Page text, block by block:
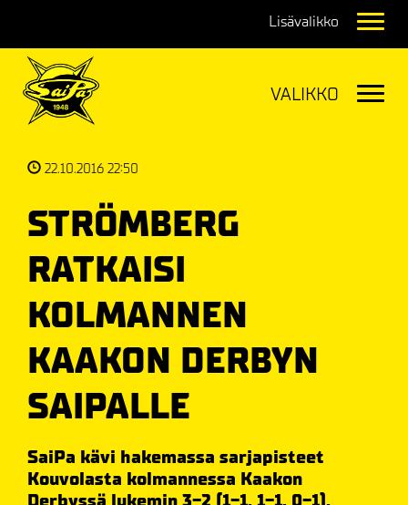
22.10.2016 22:50
STRÖMBERG
RATKAISI
KOLMANNEN
KAAKON DERBYN
SAIPALLE
SaiPa kävi hakemassa sarjapisteet
Kouvolasta kolmannessa Kaakon